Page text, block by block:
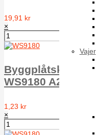
Vajer
19,91 kr
×
Byggplåtskruv
WS9180 A2 A
1,23 kr
×